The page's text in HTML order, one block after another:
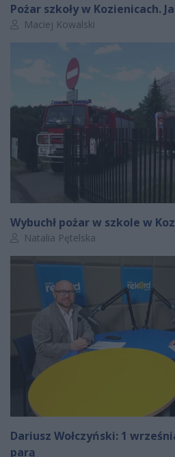
Pożar szkoły w Kozienicach.
Autor artykułu:
Maciej Kowalski
Wybuchł pożar w szkole w
Autor artykułu:
Natalia Pętelska
Dariusz Wołczyński: 1
parą